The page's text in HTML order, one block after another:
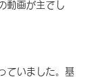
動画が主でし
ていました。基